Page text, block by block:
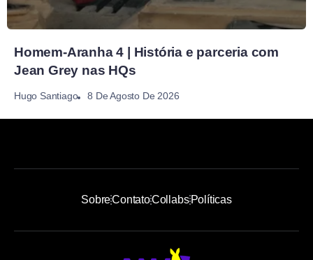
Homem-Aranha 4 | História e parceria com
Jean Grey nas HQs
Hugo Santiago 8 De Agosto De 2026
SobreContatoCollabsPolíticas